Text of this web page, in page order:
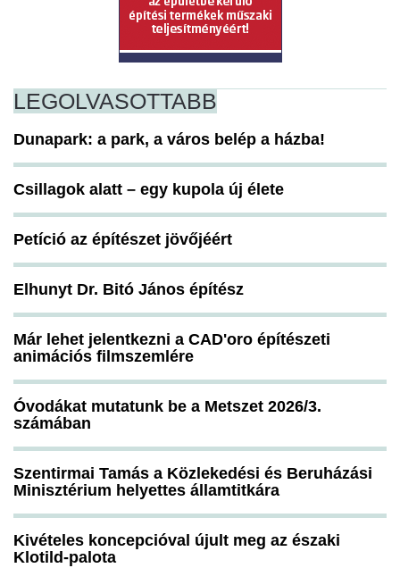
LEGOLVASOTTABB
Dunapark: a park, a város belép a házba!
Csillagok alatt – egy kupola új élete
Petíció az építészet jövőjéért
Elhunyt Dr. Bitó János építész
Már lehet jelentkezni a CAD'oro építészeti
animációs filmszemlére
Óvodákat mutatunk be a Metszet 2026/3.
számában
Szentirmai Tamás a Közlekedési és Beruházási
Minisztérium helyettes államtitkára
Kivételes koncepcióval újult meg az északi
Klotild-palota